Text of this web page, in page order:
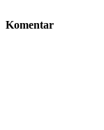
Komentar